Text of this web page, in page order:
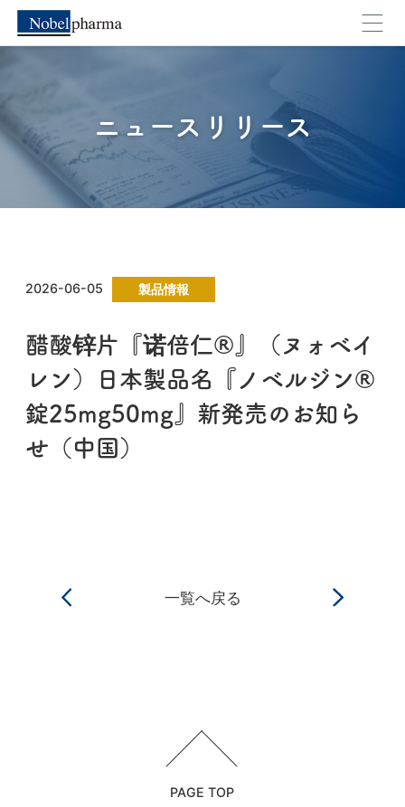
ニュースリリース
2026-06-05 製品情報
醋酸锌片『诺倍仁®』（ヌォベイ
レン）日本製品名『ノベルジン®
錠25mg50mg』新発売のお知ら
せ（中国）
一覧へ戻る
PAGE TOP